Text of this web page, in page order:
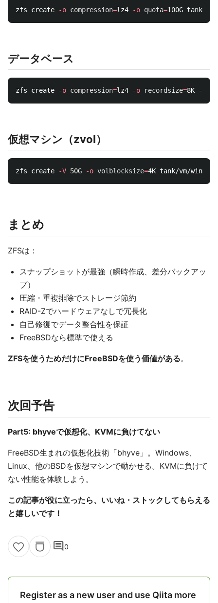
zfs create -o compression=lz4 -o quota=
データベース
zfs create -o compression=lz4 -o recordsize=8K -o
仮想マシン（zvol）
zfs create -V 50G -o volblocksize=
まとめ
ZFSは：
スナップショットが最強（瞬時作成、差分バックアッ
プ）
圧縮・重複排除でストレージ節約
RAID-Zでハードウェアなしで冗長化
自己修復でデータ整合性を保証
FreeBSDなら標準で使える
ZFSを使うためだけにFreeBSDを使う価値がある。
次回予告
Part5: bhyveで仮想化、KVMに負けてない
FreeBSD生まれの仮想化技術「bhyve」。Windows、
Linux、他のBSDを仮想マシンで動かせる。KVMに負けて
ない性能を体験しよう。
この記事が役に立ったら、いいね・ストックしてもらえる
と嬉しいです！
comment0
Register as a new user and use Qiita more